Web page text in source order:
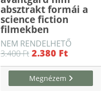
absztrakt formái a
science fiction
filmekben
NEM RENDELHETŐ
3.400 Ft 2.380 Ft
Megnézem